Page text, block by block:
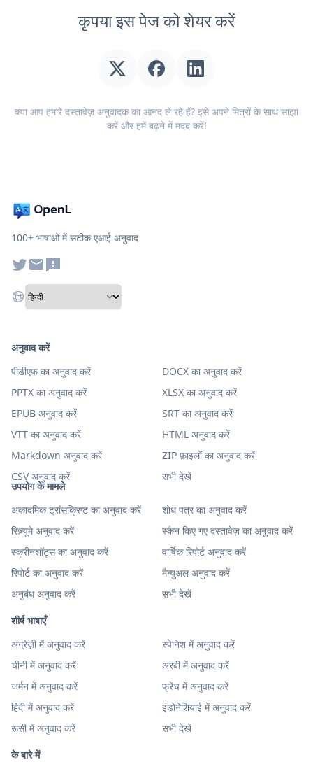
कृपया इस पेज को शेयर करें
क्या आप हमारे दस्तावेज़ अनुवादक का आनंद ले रहे हैं? इसे अपने मित्रों के साथ साझा
करें और हमें बढ़ने में मदद करें!
100+ भाषाओं में सटीक एआई अनुवाद
उपयोग के मामले
अकादमिक ट्रांसक्रिप्ट का अनुवाद करें
शोध पत्र का अनुवाद करें
रिज़्यूमे अनुवाद करें
स्कैन किए गए दस्तावेज़ का अनुवाद करें
स्क्रीनशॉट्स का अनुवाद करें
वार्षिक रिपोर्ट अनुवाद करें
रिपोर्ट का अनुवाद करें
मैन्युअल अनुवाद करें
अनुबंध अनुवाद करें
सभी देखें
शीर्ष भाषाएँ
अंग्रेज़ी में अनुवाद करें
स्पेनिश में अनुवाद करें
चीनी में अनुवाद करें
अरबी में अनुवाद करें
जर्मन में अनुवाद करें
फ्रेंच में अनुवाद करें
हिंदी में अनुवाद करें
इंडोनेशियाई में अनुवाद करें
रूसी में अनुवाद करें
सभी देखें
अनुवाद करें
पीडीएफ का अनुवाद करें
DOCX का अनुवाद करें
PPTX का अनुवाद करें
XLSX का अनुवाद करें
EPUB अनुवाद करें
SRT का अनुवाद करें
VTT का अनुवाद करें
HTML अनुवाद करें
Markdown अनुवाद करें
ZIP फ़ाइलों का अनुवाद करें
CSV अनुवाद करें
सभी देखें
के बारे में